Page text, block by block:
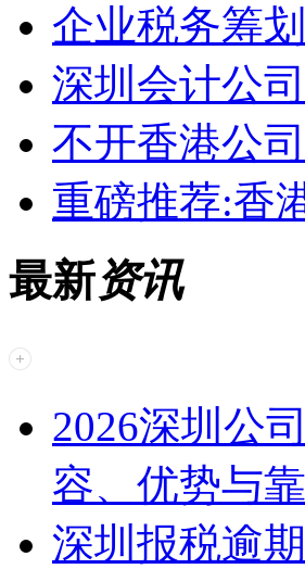
企业税务筹
深圳会计公
不开香港公
重磅推荐:香
最新资讯
2026深圳公
容、优势与
深圳报税逾